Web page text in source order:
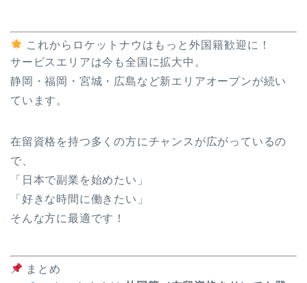
これからロケットナウはもっと外国籍歓迎に！
サービスエリアは今も全国に拡大中。
静岡・福岡・宮城・広島など新エリアオープンが続い
ています。
在留資格を持つ多くの方にチャンスが広がっているの
で、
「日本で副業を始めたい」
「好きな時間に働きたい」
そんな方に最適です！
まとめ